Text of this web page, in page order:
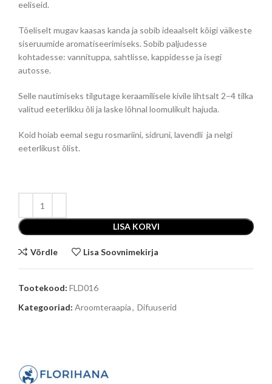
eeliseid.
Tõeliselt mugav kaasas kanda ja sobib ideaalselt kõigi väikeste
siseruumide aromatiseerimiseks. Sobib paljudesse
kohtadesse: vannituppa, sahtlisse, kappidesse ja isegi
autosse.
Selle nautimiseks tilgutage keraamilisele kivile lihtsalt 2–4 tilka
valitud eeterlikku õli ja laske lõhnal loomulikult hajuda.
Koid hoiab eemal segu rosmariini, sidruni, lavendli ja nelgi
eeterlikust õlist.
LISA KORVI
Võrdle Lisa Soovnimekirja
Tootekood: FLD016
Kategooriad: Aroomteraapia, Difuuserid